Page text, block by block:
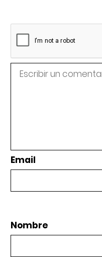
Email
Nombre